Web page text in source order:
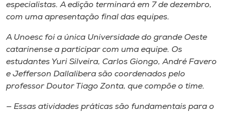
Selecione
o idioma
A+
especialistas. A edição terminará em 7 de dezembro,
com uma apresentação final das equipes.
A Unoesc foi a única Universidade do grande Oeste
catarinense a participar com uma equipe. Os
estudantes Yuri Silveira, Carlos Giongo, André Favero
e Jefferson Dallalibera são coordenados pelo
professor Doutor Tiago Zonta, que compõe o time.
— Essas atividades práticas são fundamentais para o